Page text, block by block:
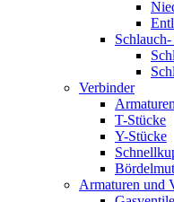
Verbinder
T-Stücke
Y-Stücke
Armaturen und